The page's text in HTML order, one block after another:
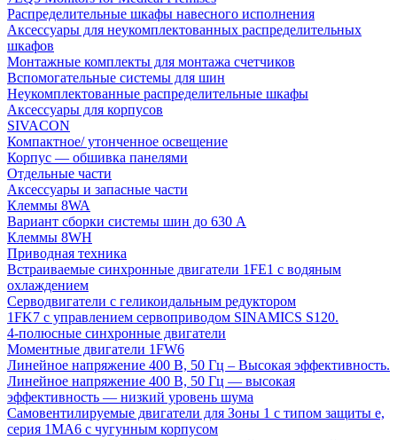
Распределительные шкафы навесного исполнения
Аксессуары для неукомплектованных распределительных
шкафов
Монтажные комплекты для монтажа счетчиков
Вспомогательные системы для шин
Неукомплектованные распределительные шкафы
Аксессуары для корпусов
SIVACON
Компактное/ утонченное освещение
Корпус — обшивка панелями
Отдельные части
Аксессуары и запасные части
Клеммы 8WA
Вариант сборки системы шин до 630 A
Клеммы 8WH
Приводная техника
Встраиваемые синхронные двигатели 1FE1 с водяным
охлаждением
Серводвигатели с геликоидальным редуктором
1FK7 с управлением сервоприводом SINAMICS S120.
4-полюсные синхронные двигатели
Моментные двигатели 1FW6
Линейное напряжение 400 В, 50 Гц – Высокая эффективность.
Линейное напряжение 400 В, 50 Гц — высокая
эффективность — низкий уровень шума
Самовентилируемые двигатели для Зоны 1 с типом защиты e,
серия 1MA6 с чугунным корпусом